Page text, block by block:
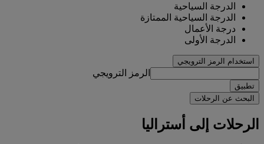
الدرجة السياحية
الدرجة السياحية الممتازة
درجة الأعمال
الدرجة الأولى
استخدام الرمز الترويجي
الرمز الترويجي
تطبيق
البحث عن الرحلات
الرحلات إلى أستراليا